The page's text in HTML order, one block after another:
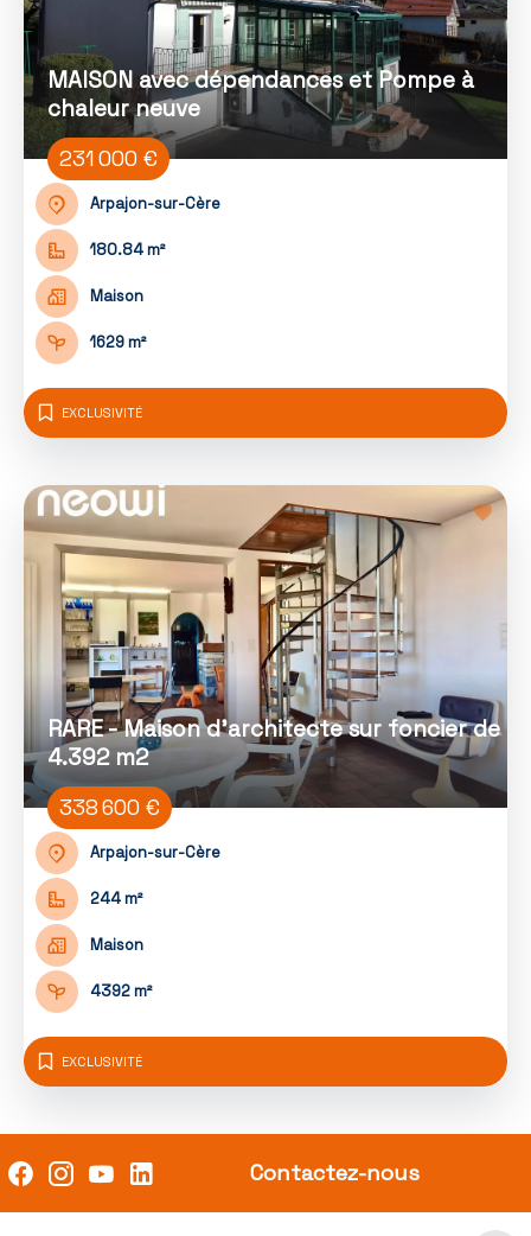
MAISON avec dépendances et Pompe à
chaleur neuve
231 000 €
Arpajon-sur-Cère
180.84 m²
Maison
1629 m²
EXCLUSIVITÉ
RARE - Maison d'architecte sur foncier de
4.392 m2
338 600 €
Arpajon-sur-Cère
244 m²
Maison
4392 m²
EXCLUSIVITÉ
Contactez-nous